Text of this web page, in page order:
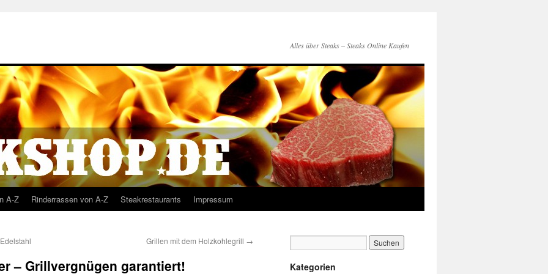
Alles über Steaks – Steaks Online Kaufen
A-Z Rinderrassen von A-Z Steakrestaurants Impressum
Grillen mit dem Holzkohlegrill →
– Grillvergnügen garantiert! Kategorien